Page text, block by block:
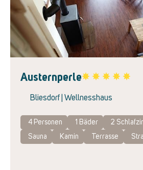
Austernperle
Bliesdorf | Wellnesshaus
4 Personen 1 Bäder 2
Sauna
Kamin Terrasse